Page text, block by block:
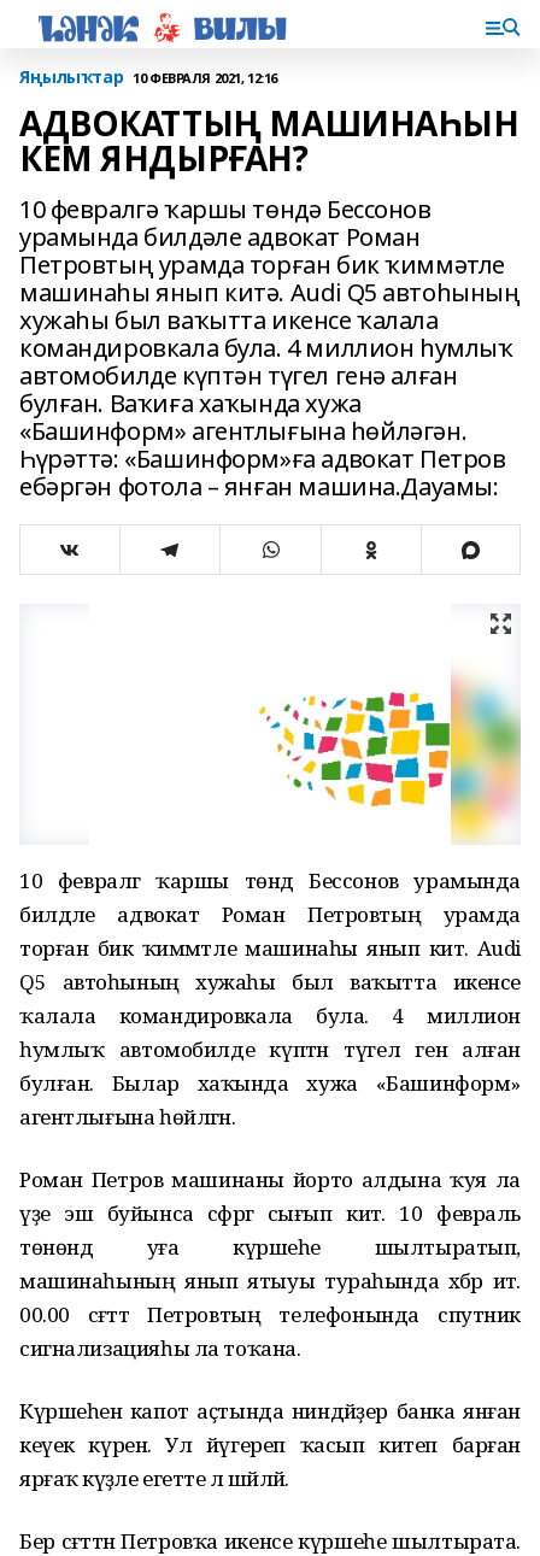
Яңылыҡтар 10 ФЕВРАЛЯ 2021, 12:16
АДВОКАТТЫҢ МАШИНАҺЫН
КЕМ ЯНДЫРҒАН?
10 февралгә ҡаршы төндә Бессонов
урамында билдәле адвокат Роман
Петровтың урамда торған бик ҡиммәтле
машинаһы янып китә. Audi Q5 автоһының
хужаһы был ваҡытта икенсе ҡалала
командировкала була. 4 миллион һумлыҡ
автомобилде күптән түгел генә алған
булған. Ваҡиға хаҡында хужа
«Башинформ» агентлығына һөйләгән.
Һүрәттә: «Башинформ»ға адвокат Петров
ебәргән фотола – янған машина.Дауамы:
10 февралгә ҡаршы төндә Бессонов урамында
билдәле адвокат Роман Петровтың урамда
торған бик ҡиммәтле машинаһы янып китә. Audi
Q5 автоһының хужаһы был ваҡытта икенсе
ҡалала командировкала була. 4 миллион
һумлыҡ автомобилде күптән түгел генә алған
булған. Былар хаҡында хужа «Башинформ»
агентлығына һөйләгән.
Роман Петров машинаны йорто алдына ҡуя ла
үҙе эш буйынса сәфәргә сығып китә. 10 февраль
төнөндә уға күршеһе шылтыратып,
машинаһының янып ятыуы тураһында хәбәр итә.
00.00 сәғәттә Петровтың телефонында спутник
сигнализацияһы ла тоҡана.
Күршеһенә капот аҫтында ниндәйҙер банка янған
кеүек күренә. Ул йүгереп ҡасып китеп барған
ярғаҡ кәүҙәле егетте лә шәйләй.
Бер сәғәттән Петровҡа икенсе күршеһе шылтырата.